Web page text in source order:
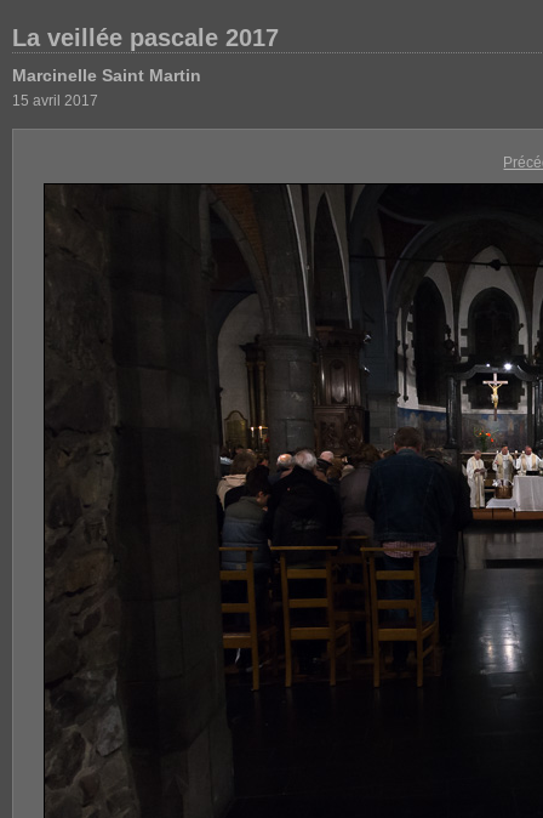
La veillée pascale 2017
Marcinelle Saint Martin
15 avril 2017